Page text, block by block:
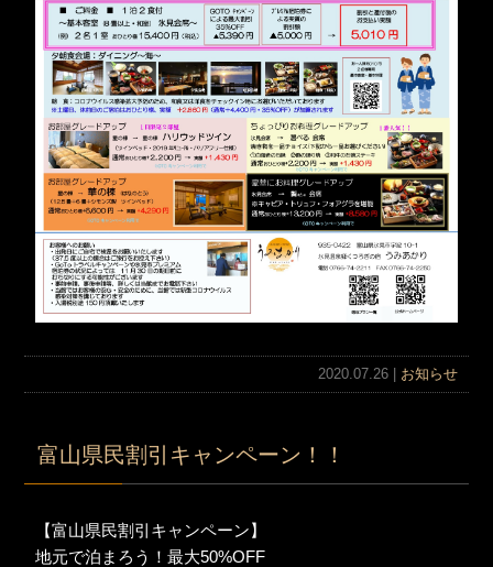
2020.07.26 | お知らせ
富山県民割引キャンペーン！！
【富山県民割引キャンペーン】
地元で泊まろう！最大50%OFF